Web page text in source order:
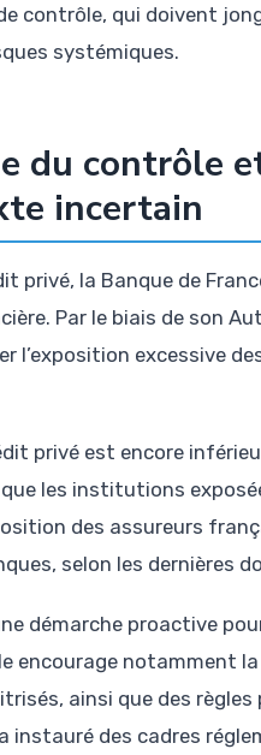
contrôle, qui doivent
systémiques.
du contrôle
incertain
privé, la Banque de
Par le biais de son
l’exposition excessive
privé est encore
les institutions
des assureurs
selon les dernières
démarche proactive
encourage notamment la
ainsi que des règles
instauré des cadres